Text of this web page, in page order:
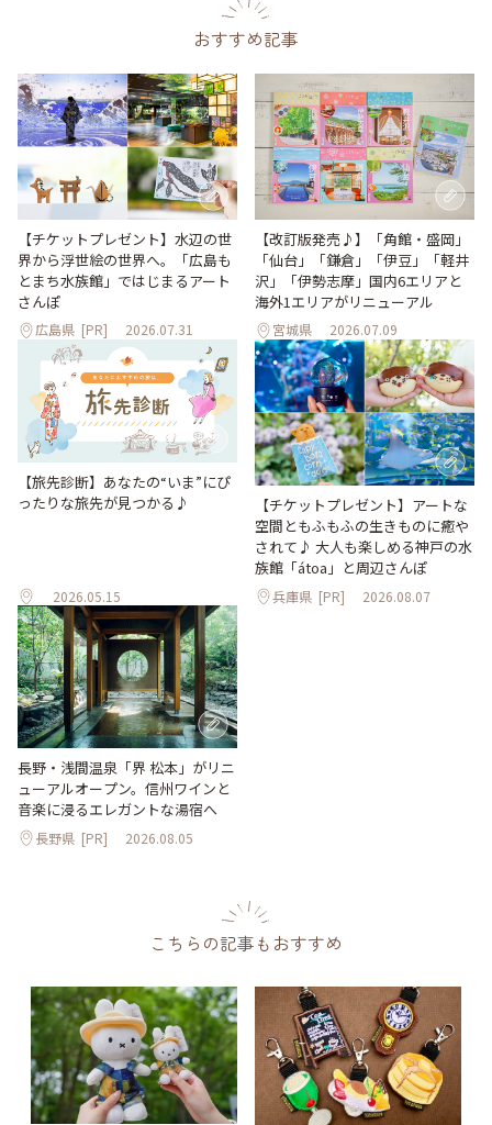
おすすめ記事
【チケットプレゼント】水辺の世
界から浮世絵の世界へ。「広島も
とまち水族館」ではじまるアート
さんぽ
広島県 [PR] 2026.07.31
【改訂版発売♪】「角館・盛岡」
「仙台」「鎌倉」「伊豆」「軽井
沢」「伊勢志摩」国内6エリアと
海外1エリアがリニューアル
宮城県 2026.07.09
【旅先診断】あなたの“いま”にぴ
ったりな旅先が見つかる♪
2026.05.15
【チケットプレゼント】アートな
空間ともふもふの生きものに癒や
されて♪ 大人も楽しめる神戸の水
族館「átoa」と周辺さんぽ
兵庫県 [PR] 2026.08.07
長野・浅間温泉「界 松本」がリニ
ューアルオープン。信州ワインと
音楽に浸るエレガントな湯宿へ
長野県 [PR] 2026.08.05
こちらの記事もおすすめ